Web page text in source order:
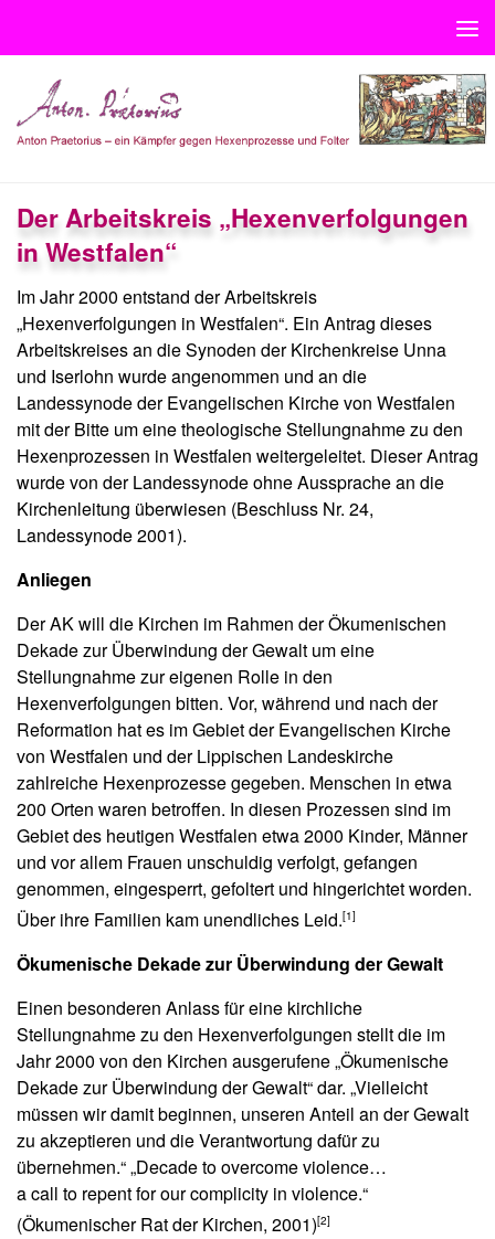
Der Arbeitskreis „Hexenverfolgungen
in Westfalen“
Im Jahr 2000 entstand der Arbeitskreis
„Hexenverfolgungen in Westfalen“. Ein Antrag dieses
Arbeitskreises an die Synoden der Kirchenkreise Unna
und Iserlohn wurde angenommen und an die
Landessynode der Evangelischen Kirche von Westfalen
mit der Bitte um eine theologische Stellungnahme zu den
Hexenprozessen in Westfalen weitergeleitet. Dieser Antrag
wurde von der Landessynode ohne Aussprache an die
Kirchenleitung überwiesen (Beschluss Nr. 24,
Landessynode 2001).
Anliegen
Der AK will die Kirchen im Rahmen der Ökumenischen
Dekade zur Überwindung der Gewalt um eine
Stellungnahme zur eigenen Rolle in den
Hexenverfolgungen bitten. Vor, während und nach der
Reformation hat es im Gebiet der Evangelischen Kirche
von Westfalen und der Lippischen Landeskirche
zahlreiche Hexenprozesse gegeben. Menschen in etwa
200 Orten waren betroffen. In diesen Prozessen sind im
Gebiet des heutigen Westfalen etwa 2000 Kinder, Männer
und vor allem Frauen unschuldig verfolgt, gefangen
genommen, eingesperrt, gefoltert und hingerichtet worden.
Über ihre Familien kam unendliches Leid.[1]
Ökumenische Dekade zur Überwindung der Gewalt
Einen besonderen Anlass für eine kirchliche
Stellungnahme zu den Hexenverfolgungen stellt die im
Jahr 2000 von den Kirchen ausgerufene „Ökumenische
Dekade zur Überwindung der Gewalt“ dar. „Vielleicht
müssen wir damit beginnen, unseren Anteil an der Gewalt
zu akzeptieren und die Verantwortung dafür zu
übernehmen.“ „Decade to overcome violence…
a call to repent for our complicity in violence.“
(Ökumenischer Rat der Kirchen, 2001)[2]